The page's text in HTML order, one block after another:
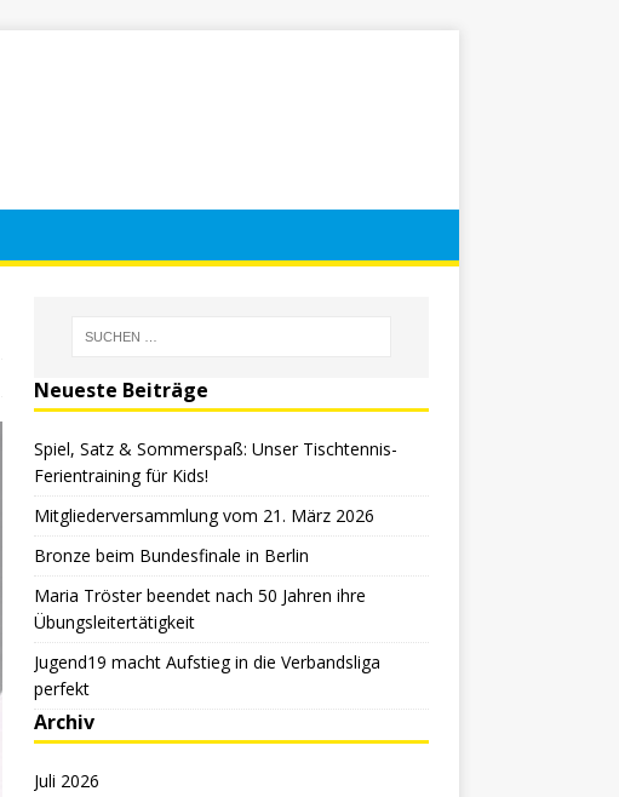
Neueste Beiträge
Spiel, Satz & Sommerspaß: Unser Tischtennis-
Ferientraining für Kids!
Mitgliederversammlung vom 21. März 2026
Bronze beim Bundesfinale in Berlin
Maria Tröster beendet nach 50 Jahren ihre
Übungsleitertätigkeit
Jugend19 macht Aufstieg in die Verbandsliga
perfekt
Archiv
Juli 2026